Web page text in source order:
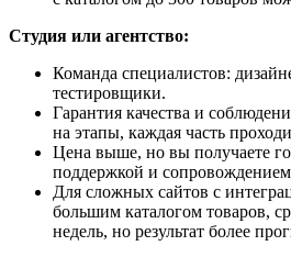
Студия или агентство:
Команда специалистов:
тестировщики.
Гарантия качества и
на этапы, каждая часть
Цена выше, но вы получаете
поддержкой и
Для сложных сайтов с
большим каталогом товаров,
недель, но результат более